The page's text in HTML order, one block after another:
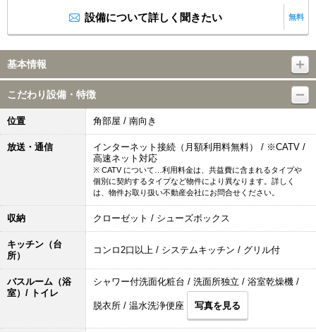
設備について詳しく聞きたい 無料
基本情報
こだわり設備・特徴
位置 角部屋 / 南向き
放送・通信
インターネット接続（月額利用料無料） / ※CATV /
高速ネット対応
※ CATV について…利用料金は、共益費に含まれるタイプや
個別に契約するタイプなど物件により異なります。詳しく
は、物件お取り扱い不動産会社にお問合せください。
収納 クローゼット / シューズボックス
キッチン（台
所）
コンロ2口以上 / システムキッチン / グリル付
バスルーム（浴
室）/ トイレ
シャワー付洗面化粧台 / 洗面所独立 / 浴室乾燥機 /
脱衣所 / 温水洗浄便座 写真を見る